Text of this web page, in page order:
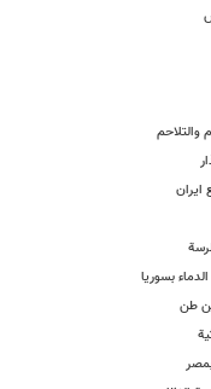
والتلاحم
بسوریا